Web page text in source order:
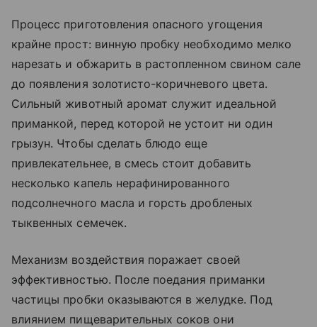
Процесс приготовления опасного угощения
крайне прост: винную пробку необходимо мелко
нарезать и обжарить в растопленном свином сале
до появления золотисто-коричневого цвета.
Сильный животный аромат служит идеальной
приманкой, перед которой не устоит ни один
грызун. Чтобы сделать блюдо еще
привлекательнее, в смесь стоит добавить
несколько капель нерафинированного
подсолнечного масла и горсть дробленых
тыквенных семечек.
Механизм воздействия поражает своей
эффективностью. После поедания приманки
частицы пробки оказываются в желудке. Под
влиянием пищеварительных соков они